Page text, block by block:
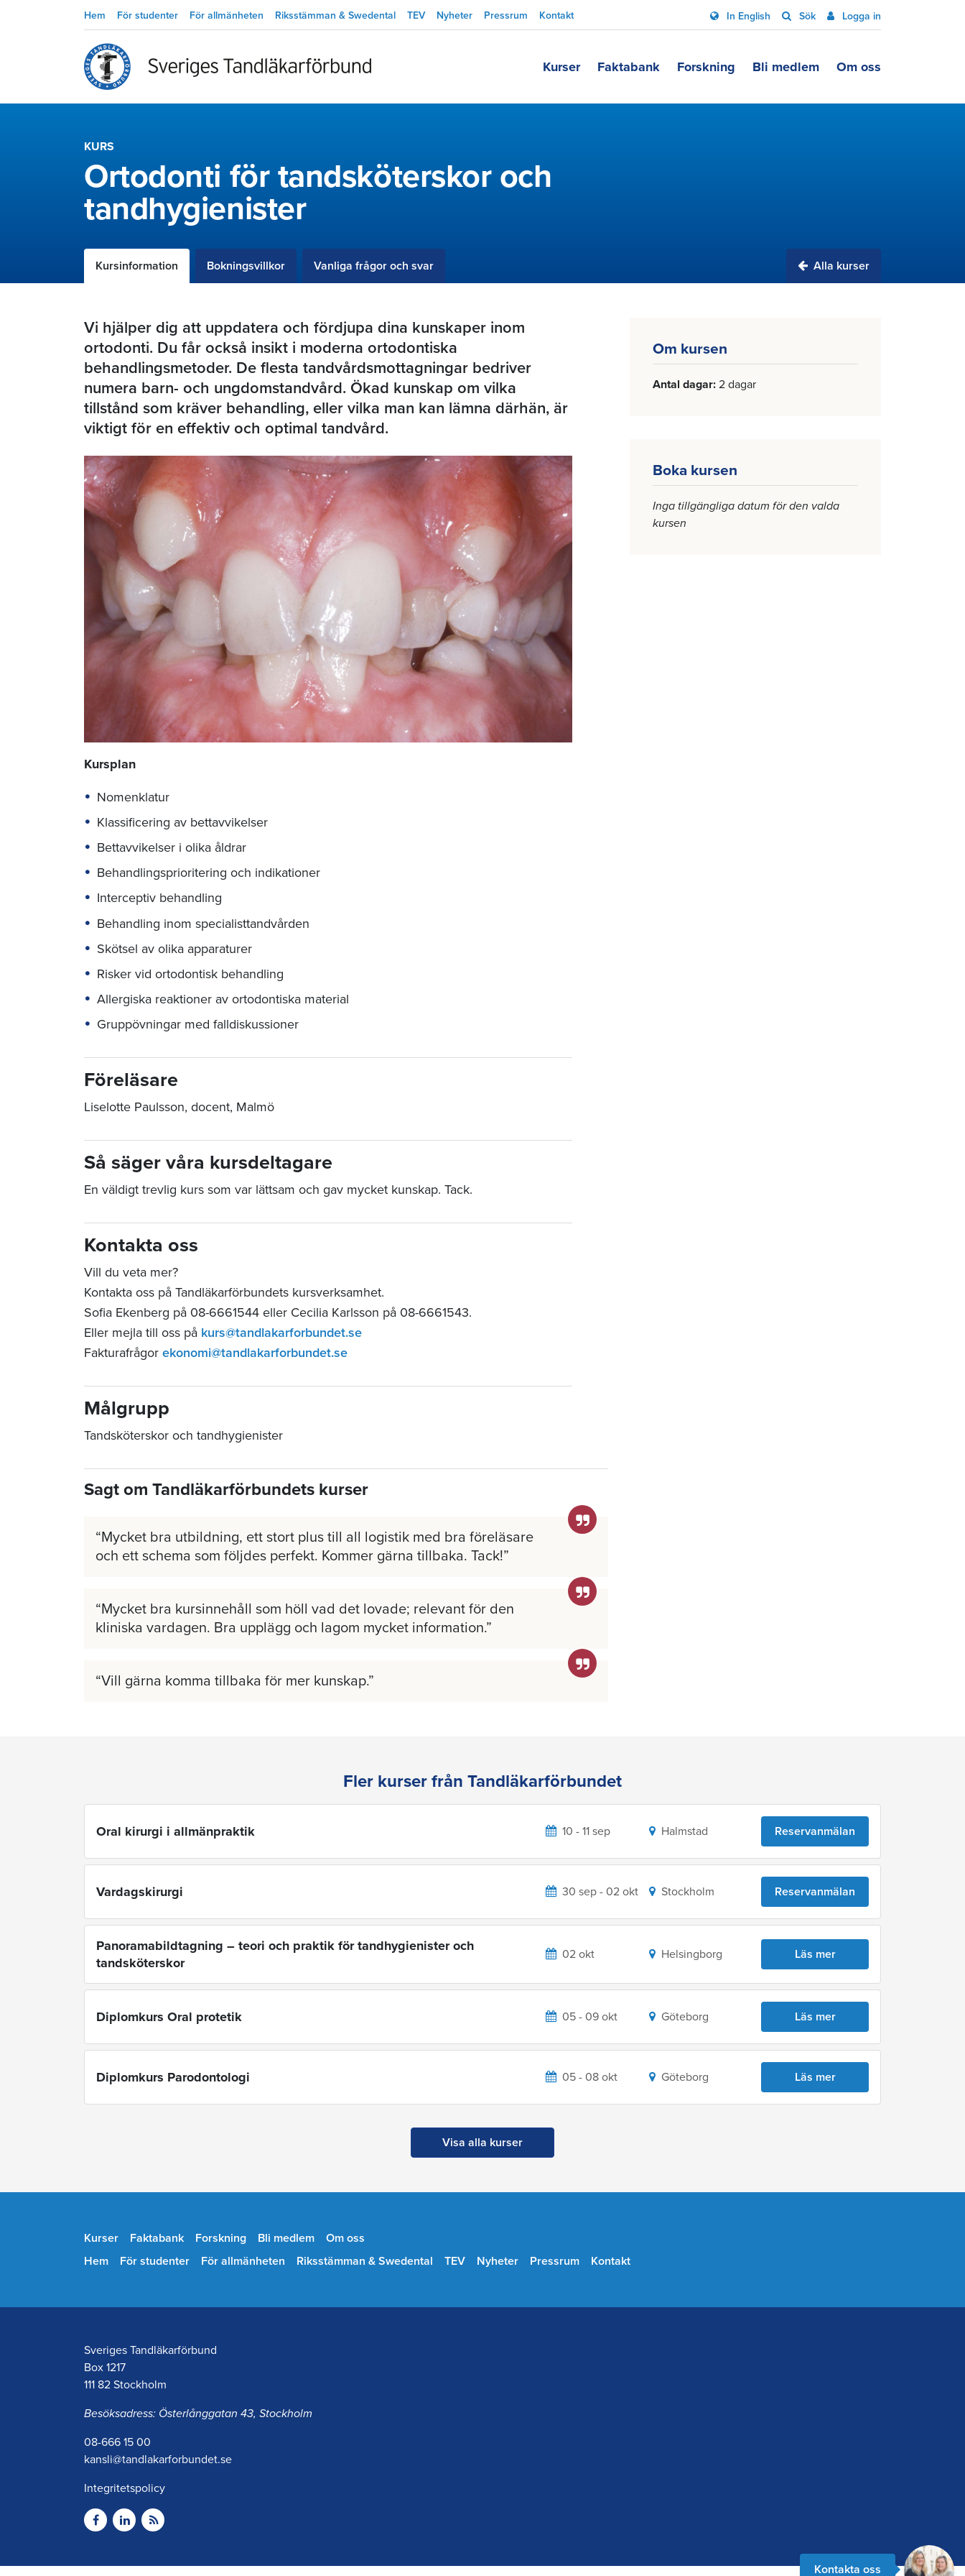
Hem För studenter För allmänheten Riksstämman & Swedental TEV Nyheter Pressrum Kontakt In English Sök Logga in
Kurser Faktabank Forskning Bli medlem Om oss
KURS
Ortodonti för tandsköterskor och
tandhygienister
Kursinformation Bokningsvillkor Vanliga frågor och svar Alla kurser
Om kursen
Antal dagar 2 dagar
Boka kursen
Inga tillgängliga datum för den valda
kursen
Vi hjälper dig att uppdatera och fördjupa dina kunskaper inom
ortodonti. Du får också insikt i moderna ortodontiska
behandlingsmetoder. De flesta tandvårdsmottagningar bedriver
numera barn- och ungdomstandvård. Ökad kunskap om vilka
tillstånd som kräver behandling, eller vilka man kan lämna därhän, är
viktigt för en effektiv och optimal tandvård.
Kursplan
Nomenklatur
Klassificering av bettavvikelser
Bettavvikelser i olika åldrar
Behandlingsprioritering och indikationer
Interceptiv behandling
Behandling inom specialisttandvården
Skötsel av olika apparaturer
Risker vid ortodontisk behandling
Allergiska reaktioner av ortodontiska material
Gruppövningar med falldiskussioner
Föreläsare
Liselotte Paulsson, docent, Malmö
Så säger våra kursdeltagare
En väldigt trevlig kurs som var lättsam och gav mycket kunskap. Tack.
Kontakta oss
Vill du veta mer?
Kontakta oss på Tandläkarförbundets kursverksamhet.
Sofia Ekenberg på 08-6661544 eller Cecilia Karlsson på 08-6661543.
Eller mejla till oss på kurs@tandlakarforbundet.se
Fakturafrågor ekonomi@tandlakarforbundet.se
Målgrupp
Tandsköterskor och tandhygienister
Sagt om Tandläkarförbundets kurser
Mycket bra utbildning, ett stort plus till all logistik med bra föreläsare
och ett schema som följdes perfekt. Kommer gärna tillbaka. Tack!
Mycket bra kursinnehåll som höll vad det lovade; relevant för den
kliniska vardagen. Bra upplägg och lagom mycket information.
Vill gärna komma tillbaka för mer kunskap.
Fler kurser från Tandläkarförbundet
Oral kirurgi i allmänpraktik 10 - 11 sep Halmstad Reservanmälan
Vardagskirurgi 30 sep - 02 okt Stockholm Reservanmälan
Panoramabildtagning – teori och praktik för tandhygienister och
tandsköterskor
02 okt Helsingborg Läs mer
Diplomkurs Oral protetik 05 - 09 okt Göteborg Läs mer
Diplomkurs Parodontologi 05 - 08 okt Göteborg Läs mer
Visa alla kurser
Kontakta oss
Kurser Faktabank Forskning Bli medlem
Om oss
Hem
För studenter För allmänheten Riksstämman & Swedental TEV Nyheter Pressrum Kontakt
Sveriges Tandläkarförbund
Box 1217
111 82 Stockholm
Besöksadress: Österlånggatan 43, Stockholm
08-666 15 00
kansli@tandlakarforbundet.se
Integritetspolicy